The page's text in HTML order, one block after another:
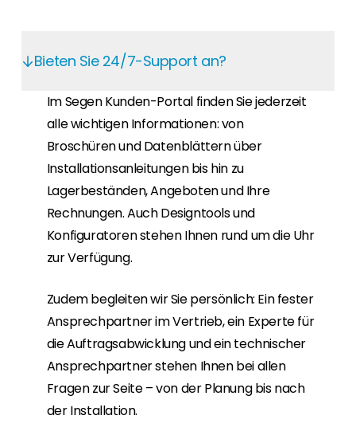
Bieten Sie 24/7-Support an?
Im Segen Kunden-Portal finden Sie jederzeit
alle wichtigen Informationen: von
Broschüren und Datenblättern über
Installationsanleitungen bis hin zu
Lagerbeständen, Angeboten und Ihre
Rechnungen. Auch Designtools und
Konfiguratoren stehen Ihnen rund um die Uhr
zur Verfügung.
Zudem begleiten wir Sie persönlich: Ein fester
Ansprechpartner im Vertrieb, ein Experte für
die Auftragsabwicklung und ein technischer
Ansprechpartner stehen Ihnen bei allen
Fragen zur Seite – von der Planung bis nach
der Installation.